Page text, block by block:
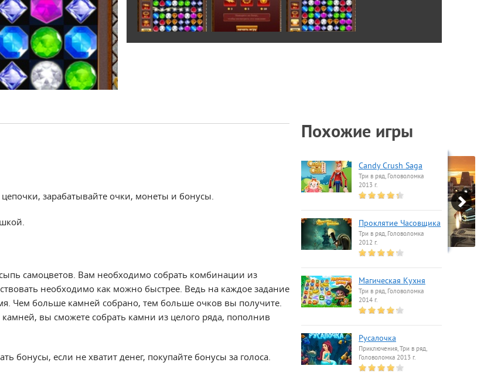
зарабатывайте очки, монеты и бонусы.
самоцветов. Вам необходимо собрать комбинации из
необходимо как можно быстрее. Ведь на каждое задание
Чем больше камней собрано, тем больше очков вы получите.
вы сможете собрать камни из целого ряда, пополнив
бонусы, если не хватит денег, покупайте бонусы за голоса.
Похожие игры
Candy Crush Saga
Три в ряд, Головоломка
2013 г.
Проклятие Часовщика
Три в ряд, Головоломка
2012 г.
Магическая Кухня
Три в ряд, Головоломка
2014 г.
Русалочка
Приключения, Три в ряд,
Головоломка 2013 г.